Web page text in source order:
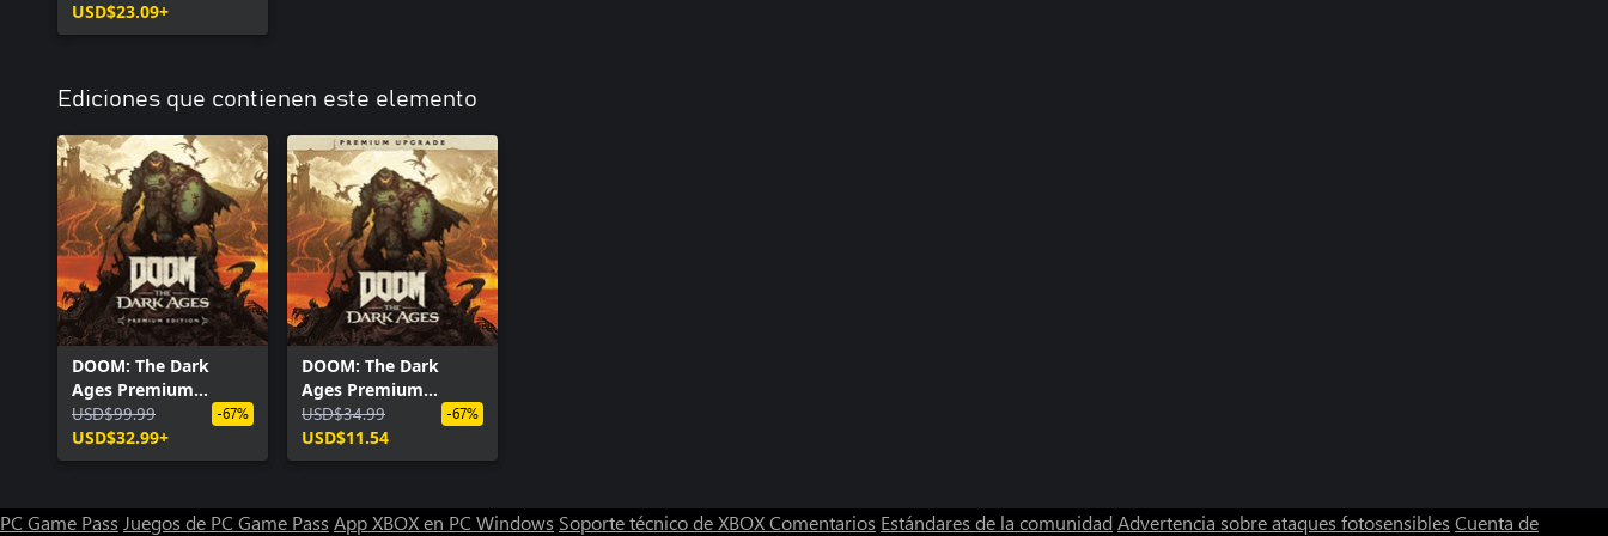
USD$23.09+
Ediciones que contienen este elemento
DOOM: The Dark
Ages Premium
Edition
USD$99.99
USD$32.99+
-67%
DOOM: The Dark
Ages Premium
Upgrade
USD$34.99
USD$11.54
-67%
PC Game Pass Juegos de PC Game Pass App XBOX en PC Windows Soporte técnico de XBOXComentarios Estándares de la comunidad Advertencia sobre ataques fotosensibles Cuenta de